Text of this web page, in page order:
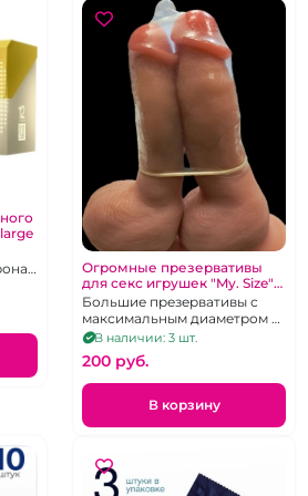
Огромные презервативы
для секс игрушек "My. Size"
72 мм диаметр
Большие презервативы с
максимальным диаметром и
длиной на крупный член, 1
В наличии: 3 шт.
200 pуб.
В корзину